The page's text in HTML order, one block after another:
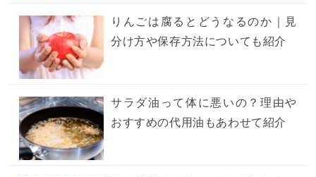
りんごは腐るとどうなるのか｜見
分け方や保存方法についても紹介
サラダ油って体に悪いの？理由や
おすすめの代用油もあわせて紹介